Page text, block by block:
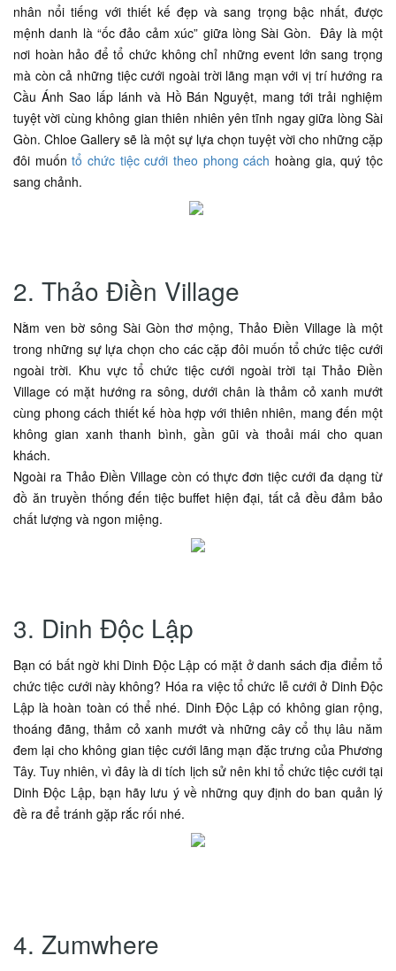
nhân nổi tiếng với thiết kế đẹp và sang trọng bậc nhất, được
mệnh danh là “ốc đảo cảm xúc” giữa lòng Sài Gòn. Đây là một
nơi hoàn hảo để tổ chức không chỉ những event lớn sang trọng
mà còn cả những tiệc cưới ngoài trời lãng mạn với vị trí hướng ra
Cầu Ánh Sao lấp lánh và Hồ Bán Nguyệt, mang tới trải nghiệm
tuyệt vời cùng không gian thiên nhiên yên tĩnh ngay giữa lòng Sài
Gòn. Chloe Gallery sẽ là một sự lựa chọn tuyệt vời cho những cặp
đôi muốntổ chức tiệc cưới theo phong cách hoàng gia, quý tộc
sang chảnh.
2. Thảo Điền Village
Nằm ven bờ sông Sài Gòn thơ mộng, Thảo Điền Village là một
trong những sự lựa chọn cho các cặp đôi muốn tổ chức tiệc cưới
ngoài trời. Khu vực tổ chức tiệc cưới ngoài trời tại Thảo Điền
Village có mặt hướng ra sông, dưới chân là thảm cỏ xanh mướt
cùng phong cách thiết kế hòa hợp với thiên nhiên, mang đến một
không gian xanh thanh bình, gần gũi và thoải mái cho quan
khách.
Ngoài ra Thảo Điền Village còn có thực đơn tiệc cưới đa dạng từ
đồ ăn truyền thống đến tiệc buffet hiện đại, tất cả đều đảm bảo
chất lượng và ngon miệng.
3. Dinh Độc Lập
Bạn có bất ngờ khi Dinh Độc Lập có mặt ở danh sách địa điểm tổ
chức tiệc cưới này không? Hóa ra việc tổ chức lễ cưới ở Dinh Độc
Lập là hoàn toàn có thể nhé. Dinh Độc Lập có không gian rộng,
thoáng đãng, thảm cỏ xanh mướt và những cây cổ thụ lâu năm
đem lại cho không gian tiệc cưới lãng mạn đặc trưng của Phương
Tây. Tuy nhiên, vì đây là di tích lịch sử nên khi tổ chức tiệc cưới tại
Dinh Độc Lập, bạn hãy lưu ý về những quy định do ban quản lý
đề ra để tránh gặp rắc rối nhé.
4. Zumwhere